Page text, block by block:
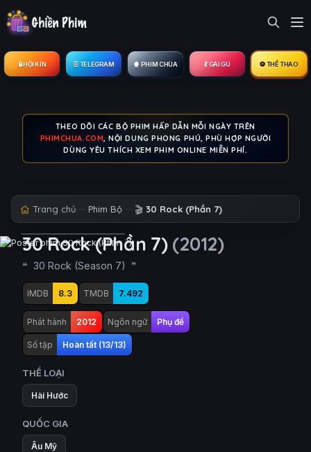
🔒︎ HỘI KÍN ☰ TELEGRAM 🍿 PHIM CHÙA 💃 GÁI GÚ ⚽ THỂ THAO
THEO DÕI CÁC BỘ PHIM HẤP DẪN MỖI NGÀY TRÊN
PHIMCHUA.COM, NỘI DUNG PHONG PHÚ, PHÙ HỢP NGƯỜI
DÙNG YÊU THÍCH XEM PHIM ONLINE MIỄN PHÍ.
Trang chủ Phim Bộ 🎬 30 Rock (Phần 7)
30 Rock (Phần 7) (2012)
30 Rock (Season 7)
IMDB 8.3 TMDB 7.492
Phát hành 2012 Ngôn ngữ Phụ đề
Số tập Hoàn tất (13/13)
THỂ LOẠI
Hài Hước
QUỐC GIA
Âu Mỹ